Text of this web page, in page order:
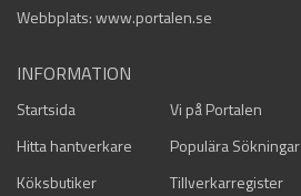
Webbplats: www.portalen.se
INFORMATION
Startsida Vi på Portalen
Hitta hantverkare
Populära Sökningar
Köksbutiker
Tillverkarregister